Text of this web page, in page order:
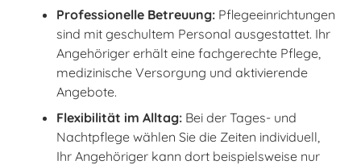
Professionelle Betreuung: Pflegeeinrichtungen
sind mit geschultem Personal ausgestattet. Ihr
Angehöriger erhält eine fachgerechte Pflege,
medizinische Versorgung und aktivierende
Angebote.
Flexibilität im Alltag: Bei der Tages- und
Nachtpflege wählen Sie die Zeiten individuell,
Ihr Angehöriger kann dort beispielsweise nur